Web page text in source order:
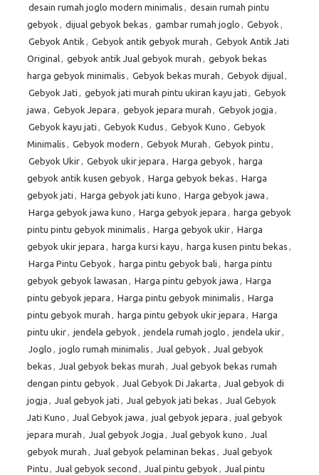
desain rumah joglo modern minimalis , desain rumah pintu
gebyok , dijual gebyok bekas , gambar rumah joglo , Gebyok ,
Gebyok Antik , Gebyok antik gebyok murah , Gebyok Antik Jati
Original, gebyok antik Jual gebyok murah , gebyok bekas
harga gebyok minimalis , Gebyok bekas murah , Gebyok dijual,
Gebyok Jati , gebyok jati murah pintu ukiran kayu jati , Gebyok
jawa , Gebyok Jepara , gebyok jepara murah , Gebyok jogja ,
Gebyok kayu jati , Gebyok Kudus , Gebyok Kuno , Gebyok
Minimalis , Gebyok modern , Gebyok Murah , Gebyok pintu ,
Gebyok Ukir, Gebyok ukir jepara , Harga gebyok , harga
gebyok antik kusen gebyok , Harga gebyok bekas , Harga
gebyok jati , Harga gebyok jati kuno , Harga gebyok jawa ,
Harga gebyok jawa kuno , Harga gebyok jepara , harga gebyok
pintu pintu gebyok minimalis , Harga gebyok ukir, Harga
gebyok ukir jepara , harga kursi kayu , harga kusen pintu bekas ,
Harga Pintu Gebyok , harga pintu gebyok bali , harga pintu
gebyok gebyok lawasan , Harga pintu gebyok jawa , Harga
pintu gebyok jepara , Harga pintu gebyok minimalis , Harga
pintu gebyok murah , harga pintu gebyok ukir jepara , Harga
pintu ukir, jendela gebyok , jendela rumah joglo , jendela ukir,
Joglo , joglo rumah minimalis , Jual gebyok , Jual gebyok
bekas , Jual gebyok bekas murah , Jual gebyok bekas rumah
dengan pintu gebyok , Jual Gebyok Di Jakarta , Jual gebyok di
jogja , Jual gebyok jati , Jual gebyok jati bekas , Jual Gebyok
Jati Kuno , Jual Gebyok jawa , jual gebyok jepara , jual gebyok
jepara murah , Jual gebyok Jogja , Jual gebyok kuno , Jual
gebyok murah , Jual gebyok pelaminan bekas , Jual gebyok
Pintu , Jual gebyok second , Jual pintu gebyok , Jual pintu